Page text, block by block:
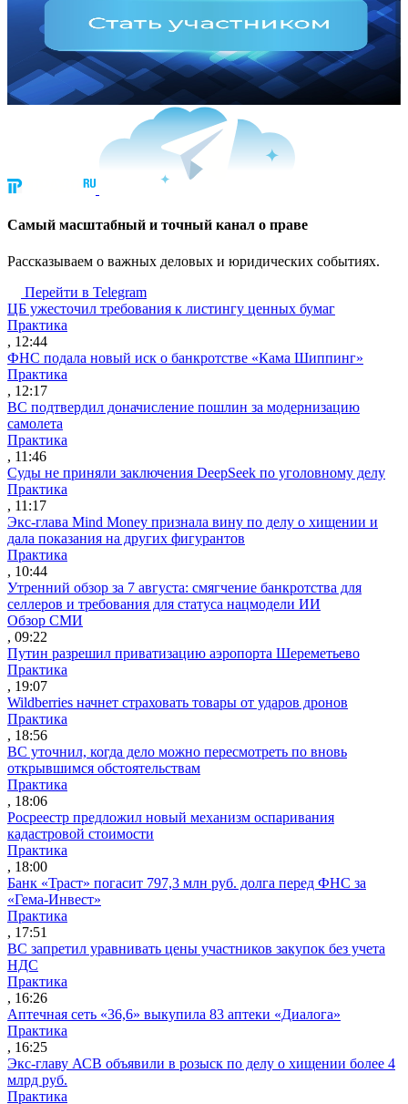
Cамый масштабный и точный канал о праве
Рассказываем о важных деловых и юридических событиях.
Перейти в Telegram
ЦБ ужесточил требования к листингу ценных бумаг
Практика
, 12:44
ФНС подала новый иск о банкротстве «Кама Шиппинг»
Практика
, 12:17
ВС подтвердил доначисление пошлин за модернизацию
самолета
Практика
, 11:46
Суды не приняли заключения DeepSeek по уголовному делу
Практика
, 11:17
Экс-глава Mind Money признала вину по делу о хищении и
дала показания на других фигурантов
Практика
, 10:44
Утренний обзор за 7 августа: смягчение банкротства для
селлеров и требования для статуса нацмодели ИИ
Обзор СМИ
, 09:22
Путин разрешил приватизацию аэропорта Шереметьево
Практика
, 19:07
Wildberries начнет страховать товары от ударов дронов
Практика
, 18:56
ВС уточнил, когда дело можно пересмотреть по вновь
открывшимся обстоятельствам
Практика
, 18:06
Росреестр предложил новый механизм оспаривания
кадастровой стоимости
Практика
, 18:00
Банк «Траст» погасит 797,3 млн руб. долга перед ФНС за
«Гема-Инвест»
Практика
, 17:51
ВС запретил уравнивать цены участников закупок без учета
НДС
Практика
, 16:26
Аптечная сеть «36,6» выкупила 83 аптеки «Диалога»
Практика
, 16:25
Экс-главу АСВ объявили в розыск по делу о хищении более 4
млрд руб.
Практика